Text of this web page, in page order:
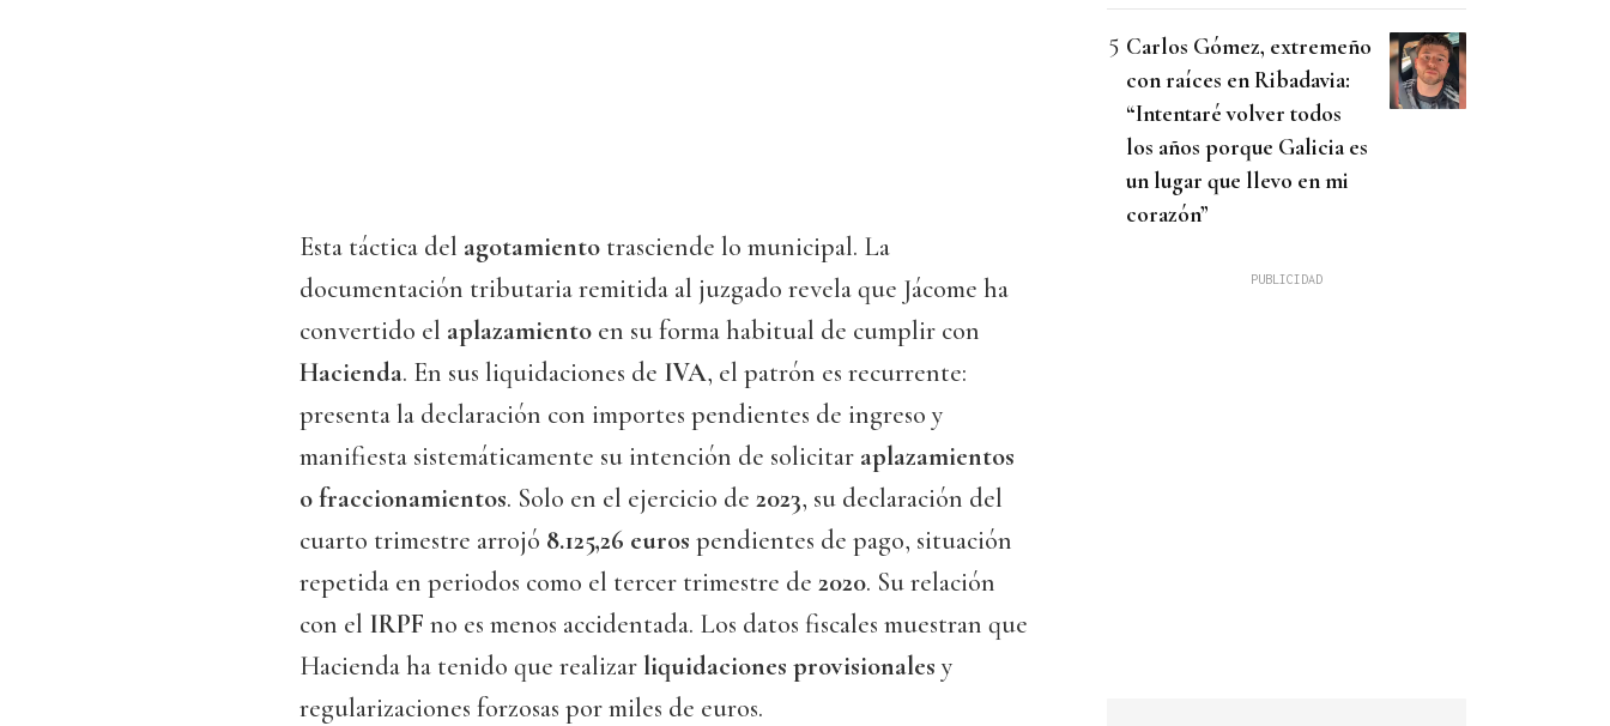
Esta táctica del agotamiento trasciende lo municipal. La
documentación tributaria remitida al juzgado revela que Jácome ha
convertido el aplazamiento en su forma habitual de cumplir con
Hacienda. En sus liquidaciones de IVA, el patrón es recurrente:
presenta la declaración con importes pendientes de ingreso y
manifiesta sistemáticamente su intención de solicitar aplazamientos
o fraccionamientos. Solo en el ejercicio de 2023, su declaración del
cuarto trimestre arrojó 8.125,26 euros pendientes de pago, situación
repetida en periodos como el tercer trimestre de 2020. Su relación
con el IRPF no es menos accidentada. Los datos fiscales muestran que
Hacienda ha tenido que realizar liquidaciones provisionales y
regularizaciones forzosas por miles de euros.
Carlos Gómez, extremeño
con raíces en Ribadavia:
“Intentaré volver todos
los años porque Galicia es
un lugar que llevo en mi
corazón”